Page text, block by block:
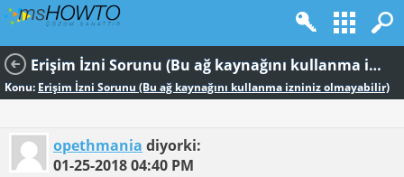
Erişim İzni Sorunu (Bu ağ kaynağını kullanma izniniz olmayabilir)
Konu: Erişim İzni Sorunu (Bu ağ kaynağını kullanma izniniz olmayabilir)
opethmania diyorki:
01-25-201804:40 PM